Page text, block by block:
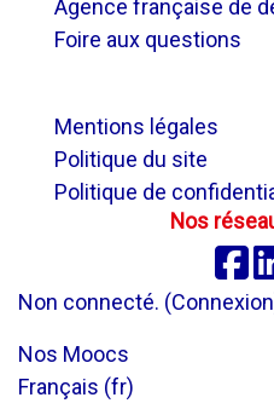
Agence française de
Foire aux questions
Mentions légales
Politique du site
Politique de
Nos
Non connecté. (Connexion
Nos Moocs
Français ‎(fr)‎